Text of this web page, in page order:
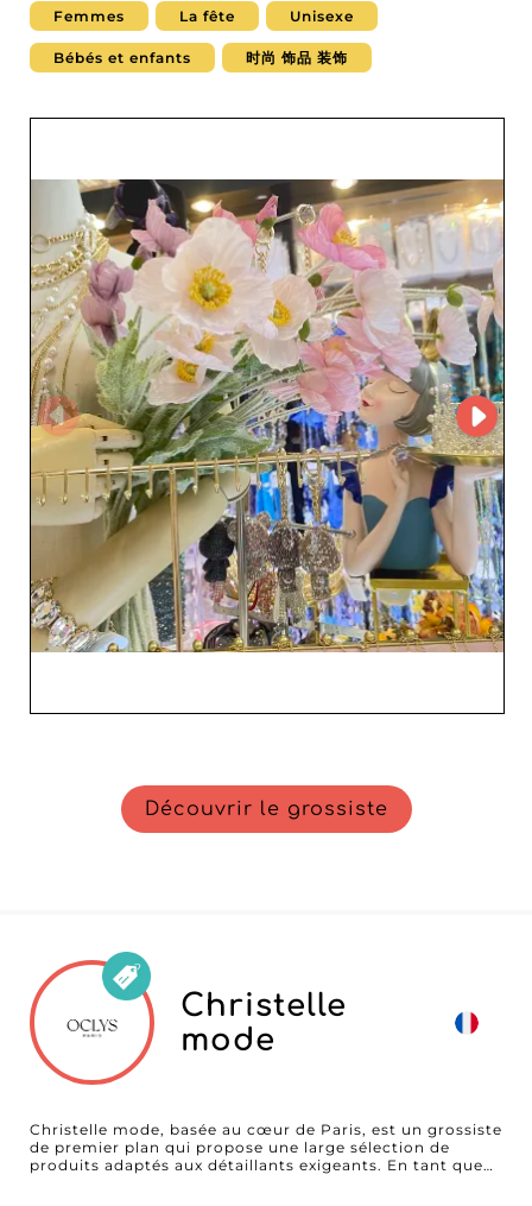
accessoires, 🎀Niniliu💎accessorize 🎀 s'adresse à une
clientèle diversifiée englobant un public uni-sexe ainsi
que les femmes et fillettes. Grâce à un engagement
inébranlable envers l'innovation et le design, 🎀Niniliu💎
pièce, qu'elle soit un pendentif délicat, une montre de
attrait pour les revendeurs soucieux d'offrir à leur
clientèle des produits à la fois uniques et de haute
qualité. Outre sa gamme prestigieuse, 🎀Niniliu💎
accessorize 🎀 se distingue par l'utilisation de MicroStore,
une plateforme moderne qui simplifie la gestion des
commandes et garantit une expérience utilisateur fluide
et intuitive. Ce système assure également une
disponibilité continue des produits, un atout majeur
pour les commerçants qui souhaitent maintenir un stock
optimal sans interruption. En choisissant 🎀Niniliu💎
accessorize 🎀, les revendeurs bénéficient non seulement
de produits de qualité supérieure, mais aussi de
conditions de collaboration flexibles, d'un service client
réactif et d'une logistique fiable. Cette combinaison
stratégique fait de 🎀Niniliu💎accessorize 🎀 un partenaire
de choix pour quiconque désire se démarquer dans le
secteur des accessoires de mode. Faites confiance à 🎀
Niniliu💎accessorize 🎀 pour enrichir votre offre
commerciale et séduire vos clients avec des collections
éblouissantes qui allient style, qualité et créativité.
Femmes La fête Unisexe
Bébés et enfants 时尚 饰品 装饰
Découvrir le grossiste
Christelle
mode
Christelle mode, basée au cœur de Paris, est un grossiste
de premier plan qui propose une large sélection de
produits adaptés aux détaillants exigeants. En tant que